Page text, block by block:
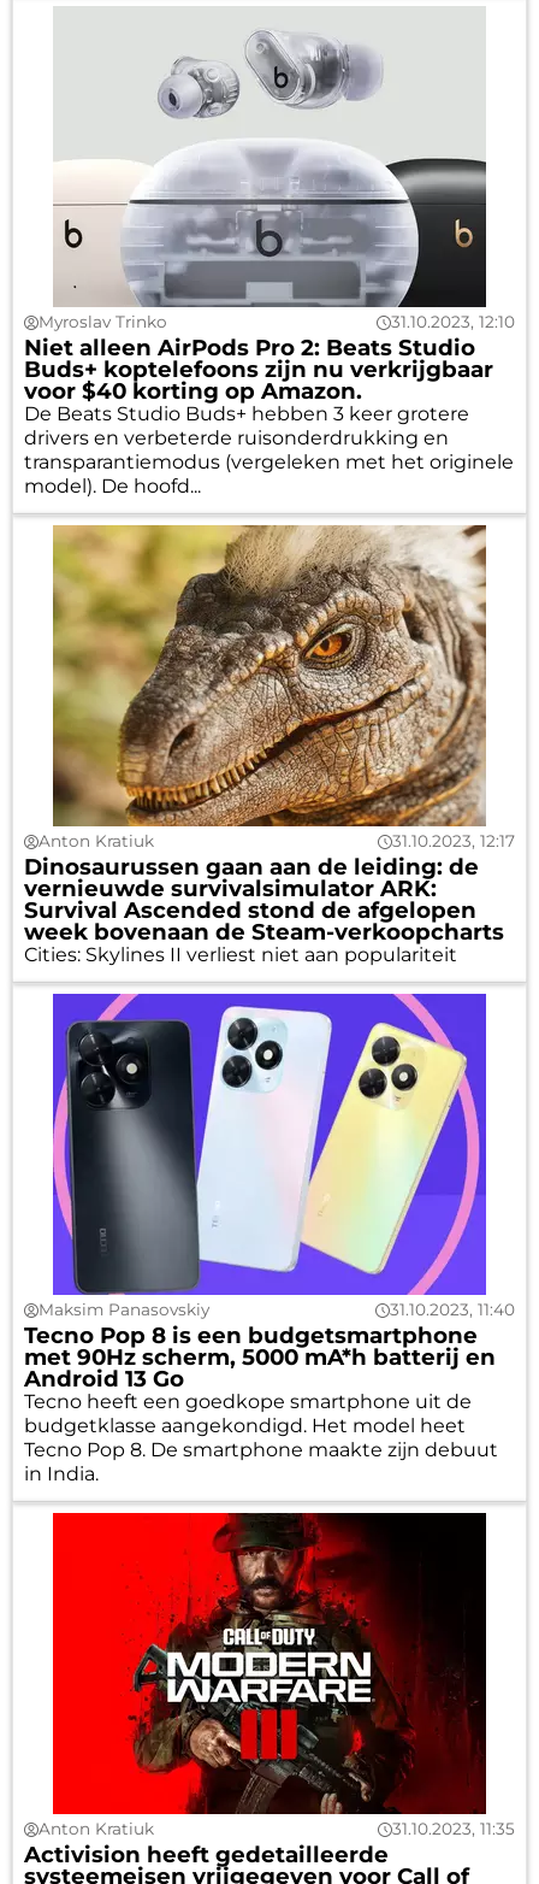
Myroslav Trinko 31.10.2023, 12:10
Niet alleen AirPods Pro 2: Beats Studio
Buds+ koptelefoons zijn nu verkrijgbaar
voor $40 korting op Amazon.
De Beats Studio Buds+ hebben 3 keer grotere
drivers en verbeterde ruisonderdrukking en
transparantiemodus (vergeleken met het originele
model). De hoofd...
Anton Kratiuk 31.10.2023, 12:17
Dinosaurussen gaan aan de leiding: de
vernieuwde survivalsimulator ARK:
Survival Ascended stond de afgelopen
week bovenaan de Steam-verkoopcharts
Cities: Skylines II verliest niet aan populariteit
Maksim Panasovskiy 31.10.2023, 11:40
Tecno Pop 8 is een budgetsmartphone
met 90Hz scherm, 5000 mA*h batterij en
Android 13 Go
Tecno heeft een goedkope smartphone uit de
budgetklasse aangekondigd. Het model heet
Tecno Pop 8. De smartphone maakte zijn debuut
in India.
Anton Kratiuk 31.10.2023, 11:35
Activision heeft gedetailleerde
systeemeisen vrijgegeven voor Call of